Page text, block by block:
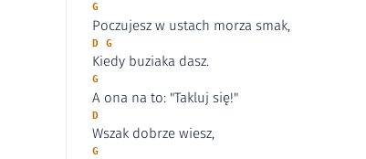
G
Poczujesz w ustach morza smak,
D G
Kiedy buziaka dasz.
G
A ona na to: "Takluj się!"
D
Wszak dobrze wiesz,
G